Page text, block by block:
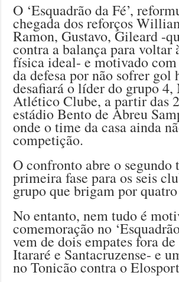
O ‘Esquadrão da Fé’,
chegada dos reforços
Ramon, Gustavo, Gileard -
contra a balança para voltar
física ideal- e motivado com
da defesa por não sofrer gol
desafiará o líder do grupo
Atlético Clube, a partir das
estádio Bento de Abreu
onde o time da casa ainda
competição.
O confronto abre o segundo
primeira fase para os seis
grupo que brigam por quatro
No entanto, nem tudo é
comemoração no
vem de dois empates fora
Itararé e Santacruzense- e
no Tonicão contra o